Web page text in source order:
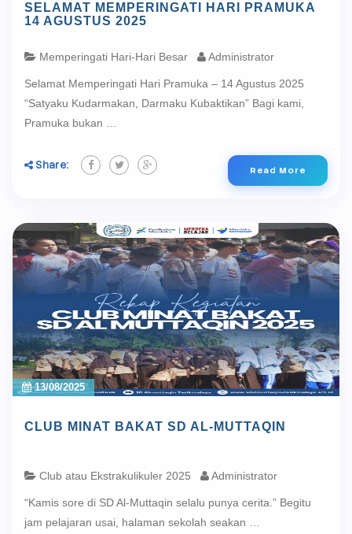
SELAMAT MEMPERINGATI HARI PRAMUKA
14 AGUSTUS 2025
Memperingati Hari-Hari Besar Administrator
Selamat Memperingati Hari Pramuka – 14 Agustus 2025
“Satyaku Kudarmakan, Darmaku Kubaktikan” Bagi kami,
Pramuka bukan …
Share: Read More
13/08/2025
CLUB MINAT BAKAT SD AL-MUTTAQIN
Club atau Ekstrakulikuler 2025 Administrator
“Kamis sore di SD Al-Muttaqin selalu punya cerita.” Begitu
jam pelajaran usai, halaman sekolah seakan …